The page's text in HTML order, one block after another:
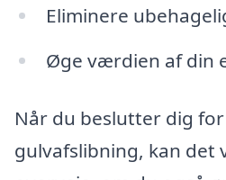
Eliminere
Øge værdien af din
Når du beslutter dig
gulvafslibning, kan det